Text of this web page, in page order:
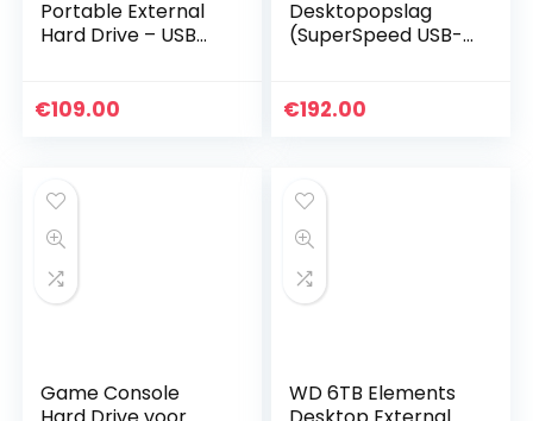
Portable External
Hard Drive – USB
€109.00
Desktopopslag
(SuperSpeed USB-
hardwareversleutel
€192.00
Game Console
WD 6TB Elements